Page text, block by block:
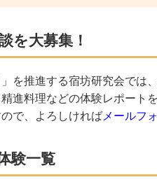
を大募集！
」を推進する宿坊研究会で
進料理などの体験レポート
で、よろしければ メールフ
験一覧